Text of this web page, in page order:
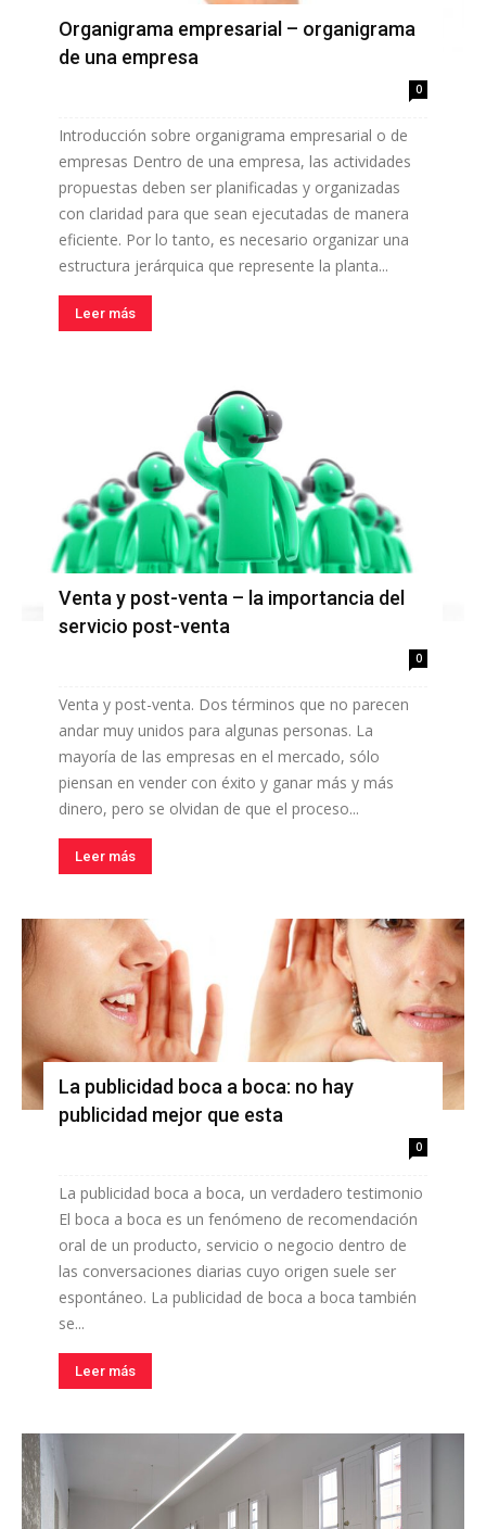
Organigrama empresarial – organigrama
de una empresa
0
Introducción sobre organigrama empresarial o de
empresas Dentro de una empresa, las actividades
propuestas deben ser planificadas y organizadas
con claridad para que sean ejecutadas de manera
eficiente. Por lo tanto, es necesario organizar una
estructura jerárquica que represente la planta...
Leer más
Venta y post-venta – la importancia del
servicio post-venta
0
Venta y post-venta. Dos términos que no parecen
andar muy unidos para algunas personas. La
mayoría de las empresas en el mercado, sólo
piensan en vender con éxito y ganar más y más
dinero, pero se olvidan de que el proceso...
Leer más
La publicidad boca a boca: no hay
publicidad mejor que esta
0
La publicidad boca a boca, un verdadero testimonio
El boca a boca es un fenómeno de recomendación
oral de un producto, servicio o negocio dentro de
las conversaciones diarias cuyo origen suele ser
espontáneo. La publicidad de boca a boca también
se...
Leer más